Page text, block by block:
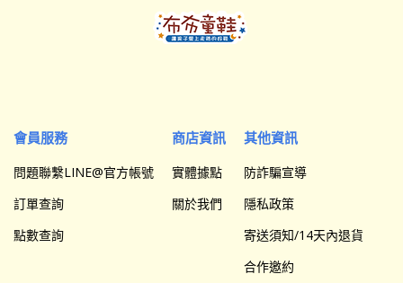
會員服務
問題聯繫LINE@官方帳號
訂單查詢
點數查詢
商店資訊
實體據點
關於我們
其他資訊
防詐騙宣導
隱私政策
寄送須知/14天內退貨
合作邀約